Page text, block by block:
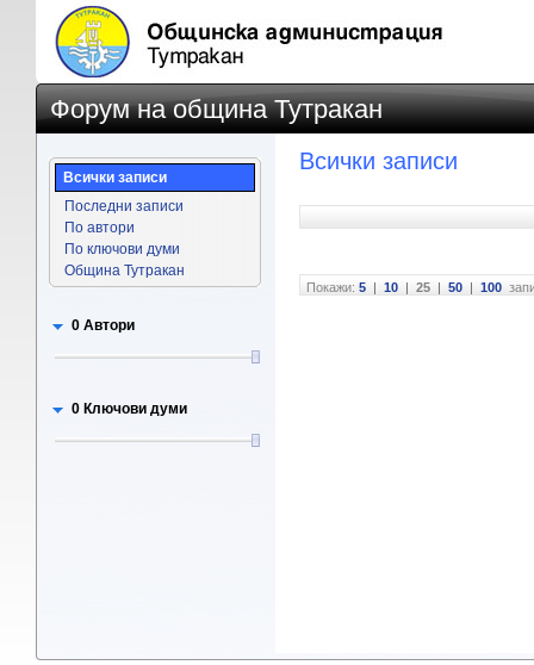
Форум на община Тутракан
Всички записи
Последни записи
По автори
По ключови думи
Община Тутракан
0 Автори
0 Ключови думи
Всички записи
Покажи: 5 | 10 | 25 | 50 | 100